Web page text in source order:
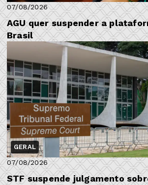
07/08/2026
AGU quer suspender a
Brasil
GERAL
07/08/2026
STF suspende julgamento